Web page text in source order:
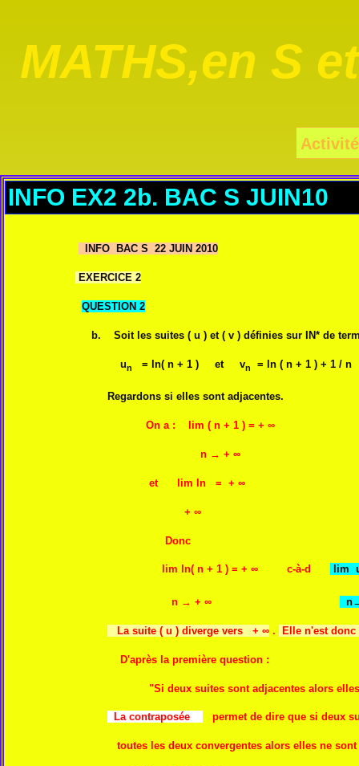
MATHS,en S
Activité
INFO EX2 2b. BAC S JUIN10
INFO BAC S 22 JUIN 2010
EXERCICE 2
QUESTION 2
b. Soit les suites ( u ) et ( v ) définies sur IN* de
un = ln( n + 1 ) et vn = ln ( n + 1 ) + 1 / n
Regardons si elles sont adjacentes.
On a : lim ( n + 1 ) = + ∞
n → + ∞
et lim ln = + ∞
+ ∞
Donc
lim ln( n + 1 ) = + ∞ c-à-d lim
n → + ∞
La suite ( u ) diverge vers + ∞ . Elle n'est
D'après la première question :
"Si deux suites sont adjacentes alors elles
La contraposée permet de dire que si deux
toutes les deux convergentes alors elles ne sont